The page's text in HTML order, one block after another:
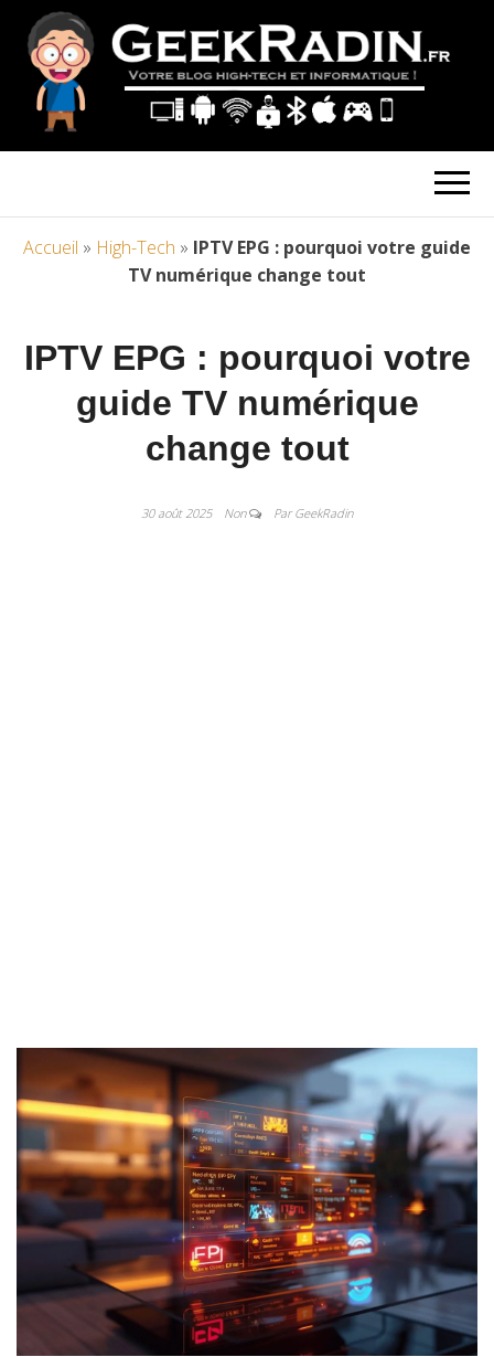
Accueil » High-Tech » IPTV EPG : pourquoi votre guide
TV numérique change tout
IPTV EPG : pourquoi votre
guide TV numérique
change tout
30 août 2025 Non Par GeekRadin